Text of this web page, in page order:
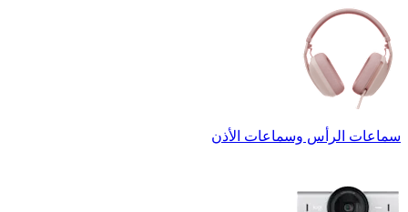
سماعات الرأس وسماعات الأذن